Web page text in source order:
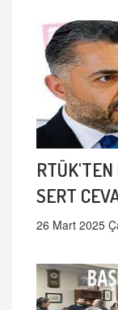
RTÜK'TEN
SERT
26 Mart 2025